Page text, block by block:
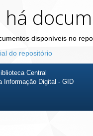
há
disponíveis no
do repositório
Central
Informação Digital - GID